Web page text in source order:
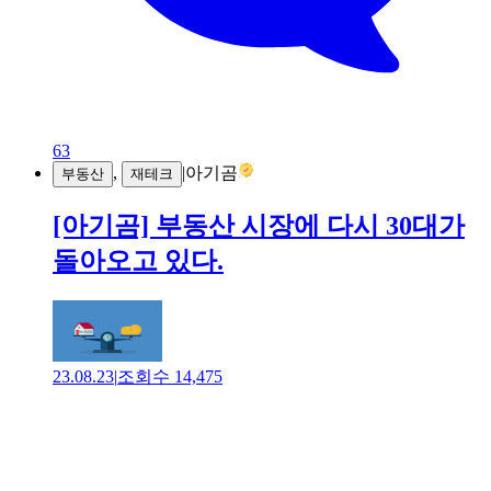
63
부동산 , 재테크 |아기곰
[아기곰] 부동산 시장에 다시 30대가
돌아오고 있다.
23.08.23|조회수 14,475